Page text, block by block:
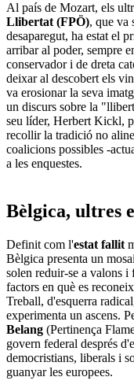
Al país de Mozart, els
Llibertat (FPÖ), que va
desaparegut, ha estat el
arribar al poder, sempre
conservador i de dreta
deixar al descobert els
va erosionar la seva
un discurs sobre la
seu líder, Herbert Kickl,
recollir la tradició no
coalicions possibles -
a les enquestes.
Bèlgica, ultres
Definit com l'estat fallit
Bèlgica presenta un
solen reduir-se a valons i
factors en què es
Treball, d'esquerra
experimenta un ascens.
Belang (Pertinença
govern federal després
democristians, liberals i
guanyar les europees.